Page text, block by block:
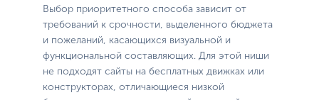
Выбор приоритетного способа зависит от
требований к срочности, выделенного бюджета
и пожеланий, касающихся визуальной и
функциональной составляющих. Для этой ниши
не подходят сайты на бесплатных движках или
конструкторах, отличающиеся низкой